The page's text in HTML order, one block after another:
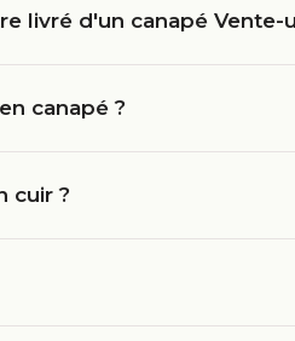
livré d'un canapé Vente-
canapé ?
cuir ?